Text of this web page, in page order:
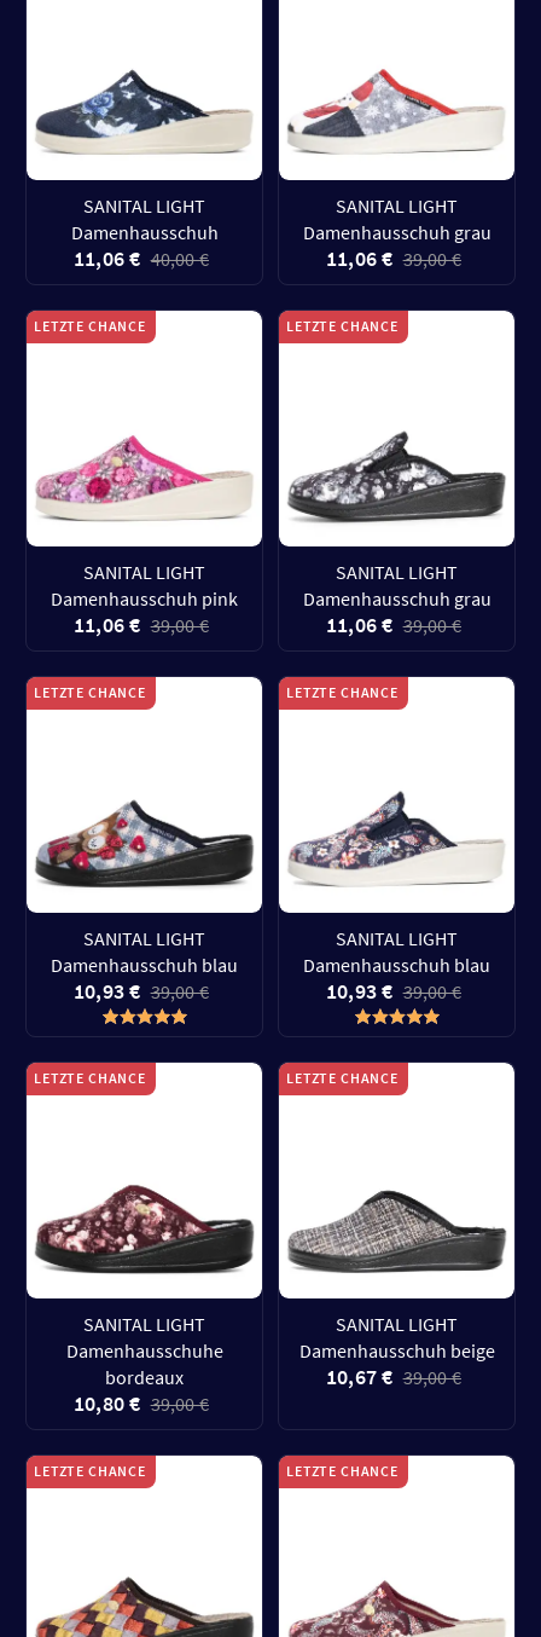
SANITAL LIGHT
Damenhausschuh
11,06 € 40,00 €
SANITAL LIGHT
Damenhausschuh grau
11,06 € 39,00 €
LETZTE CHANCE
SANITAL LIGHT
Damenhausschuh pink
11,06 € 39,00 €
LETZTE CHANCE
SANITAL LIGHT
Damenhausschuh grau
11,06 € 39,00 €
LETZTE CHANCE
SANITAL LIGHT
Damenhausschuh blau
10,93 € 39,00 €
LETZTE CHANCE
SANITAL LIGHT
Damenhausschuh blau
10,93 € 39,00 €
LETZTE CHANCE
SANITAL LIGHT
Damenhausschuhe
bordeaux
10,80 € 39,00 €
LETZTE CHANCE
SANITAL LIGHT
Damenhausschuh beige
10,67 € 39,00 €
LETZTE CHANCE LETZTE CHANCE